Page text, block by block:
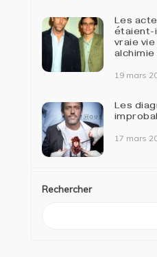
Les
étaient-
vraie
19 mars
Les
17 mars
Rechercher